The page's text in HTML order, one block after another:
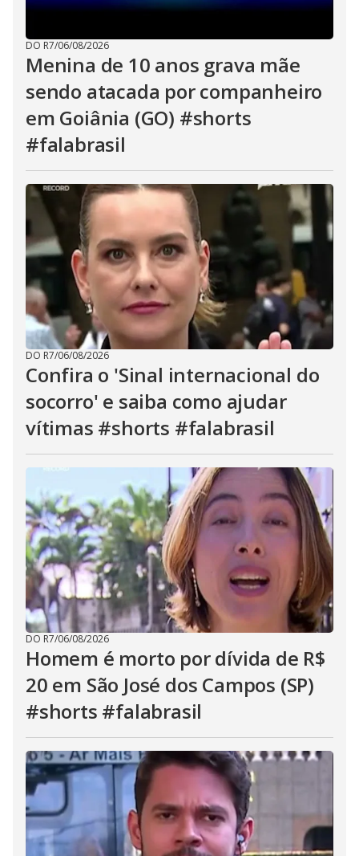
DO R7/06/08/2026
Menina de 10 anos grava mãe
sendo atacada por companheiro
em Goiânia (GO) #shorts
#falabrasil
DO R7/06/08/2026
Confira o 'Sinal internacional do
socorro' e saiba como ajudar
vítimas #shorts #falabrasil
DO R7/06/08/2026
Homem é morto por dívida de R$
20 em São José dos Campos (SP)
#shorts #falabrasil